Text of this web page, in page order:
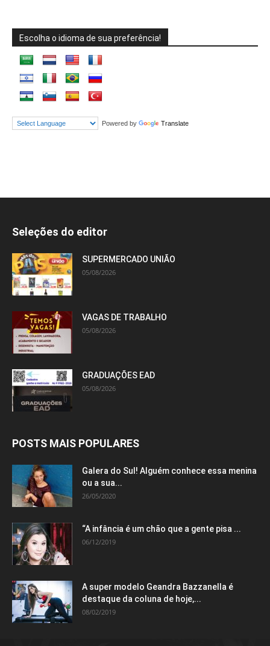
Escolha o idioma de sua preferência!
Powered by Translate
Seleções do editor
SUPERMERCADO UNIÃO
05/08/2026
VAGAS DE TRABALHO
05/08/2026
GRADUAÇÕES EAD
05/08/2026
POSTS MAIS POPULARES
Galera do Sul! Alguém conhece essa menina
ou a sua...
26/05/2020
“A infância é um chão que a gente pisa ...
06/12/2019
A super modelo Geandra Bazzanella é
destaque da coluna de hoje,...
08/02/2019